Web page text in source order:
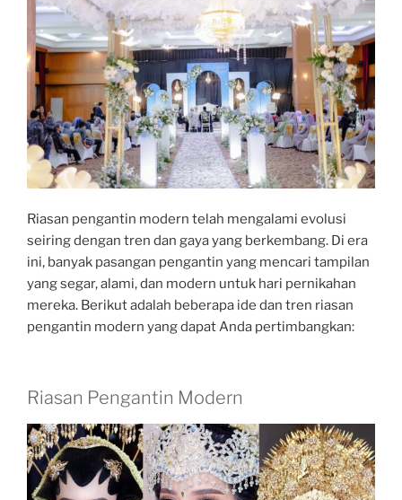
Riasan pengantin modern telah mengalami evolusi
seiring dengan tren dan gaya yang berkembang. Di era
ini, banyak pasangan pengantin yang mencari tampilan
yang segar, alami, dan modern untuk hari pernikahan
mereka. Berikut adalah beberapa ide dan tren riasan
pengantin modern yang dapat Anda pertimbangkan:
Riasan Pengantin Modern